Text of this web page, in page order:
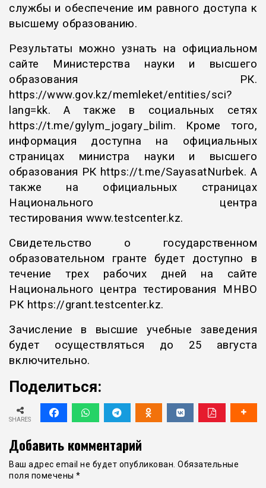
службы и обеспечение им равного доступа к
высшему образованию.
Результаты можно узнать на официальном
сайте Министерства науки и высшего
образования РК.
https://www.gov.kz/memleket/entities/sci?
lang=kk. А также в социальных сетях
https://t.me/gylym_jogary_bilim. Кроме того,
информация доступна на официальных
страницах министра науки и высшего
образования РК https://t.me/SayasatNurbek. А
также на официальных страницах
Национального центра
тестирования www.testcenter.kz.
Свидетельство о государственном
образовательном гранте будет доступно в
течение трех рабочих дней на сайте
Национального центра тестирования МНВО
РК https://grant.testcenter.kz.
Зачисление в высшие учебные заведения
будет осуществляться до 25 августа
включительно.
Поделиться:
SHARES
Добавить комментарий
Ваш адрес email не будет опубликован. Обязательные
поля помечены *